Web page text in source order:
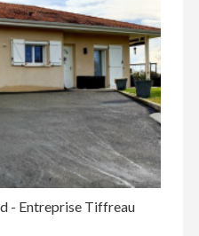
- Entreprise Tiffreau